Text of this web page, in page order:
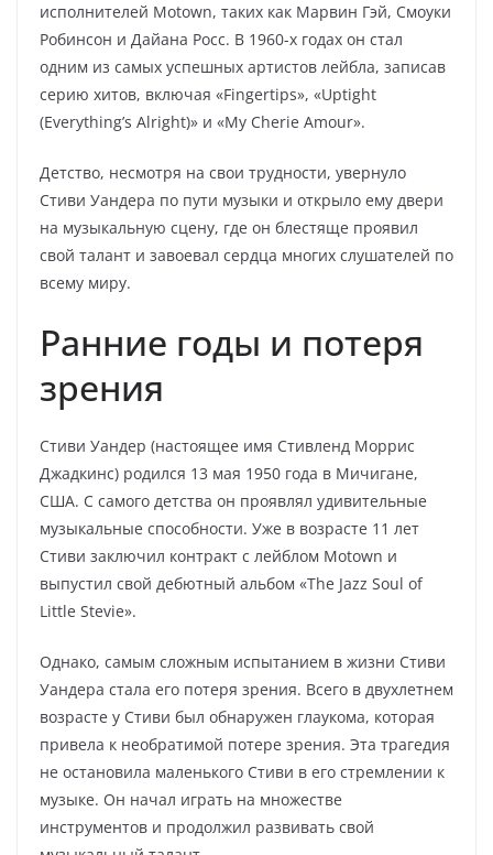
исполнителей Motown, таких как Марвин Гэй, Смоуки
Робинсон и Дайана Росс. В 1960-х годах он стал
одним из самых успешных артистов лейбла, записав
серию хитов, включая «Fingertips», «Uptight
(Everything’s Alright)» и «My Cherie Amour».
Детство, несмотря на свои трудности, увернуло
Стиви Уандера по пути музыки и открыло ему двери
на музыкальную сцену, где он блестяще проявил
свой талант и завоевал сердца многих слушателей по
всему миру.
Ранние годы и потеря
зрения
Стиви Уандер (настоящее имя Стивленд Моррис
Джадкинс) родился 13 мая 1950 года в Мичигане,
США. С самого детства он проявлял удивительные
музыкальные способности. Уже в возрасте 11 лет
Стиви заключил контракт с лейблом Motown и
выпустил свой дебютный альбом «The Jazz Soul of
Little Stevie».
Однако, самым сложным испытанием в жизни Стиви
Уандера стала его потеря зрения. Всего в двухлетнем
возрасте у Стиви был обнаружен глаукома, которая
привела к необратимой потере зрения. Эта трагедия
не остановила маленького Стиви в его стремлении к
музыке. Он начал играть на множестве
инструментов и продолжил развивать свой